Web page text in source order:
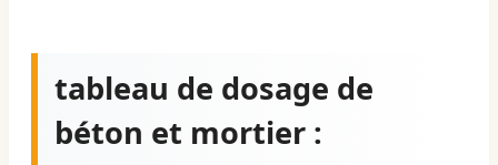
tableau de dosage de
béton et mortier :